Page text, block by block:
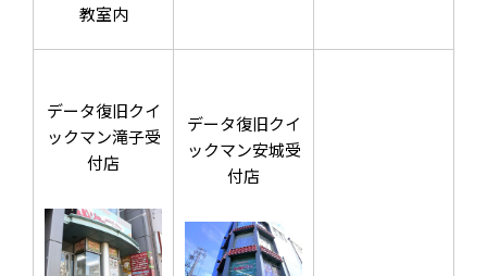
教室内
データ復旧クイ
ックマン滝子受
付店
データ復旧クイ
ックマン安城受
付店